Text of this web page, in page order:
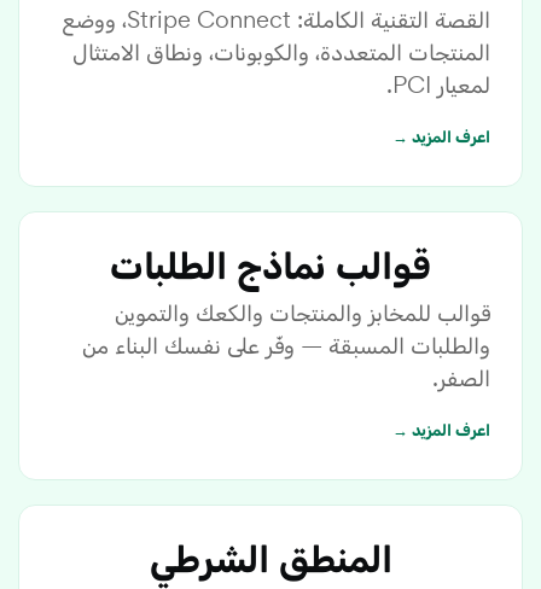
القصة التقنية الكاملة: Stripe Connect، ووضع
المنتجات المتعددة، والكوبونات، ونطاق الامتثال
لمعيار PCI.
اعرف المزيد →
قوالب نماذج الطلبات
قوالب للمخابز والمنتجات والكعك والتموين
والطلبات المسبقة — وفّر على نفسك البناء من
الصفر.
اعرف المزيد →
المنطق الشرطي